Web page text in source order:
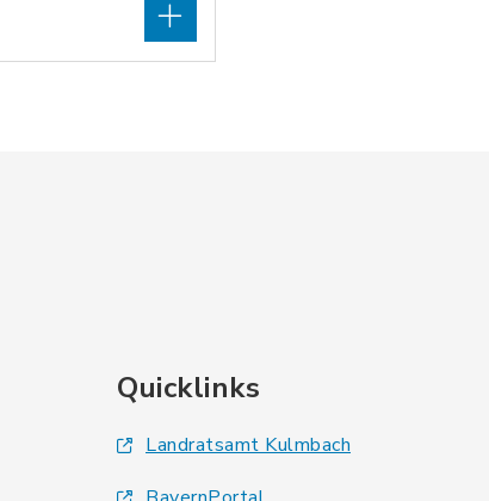
Quicklinks
Landratsamt Kulmbach